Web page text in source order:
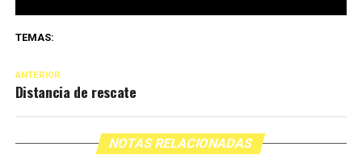
TEMAS:
ANTERIOR
Distancia de rescate
NOTAS RELACIONADAS